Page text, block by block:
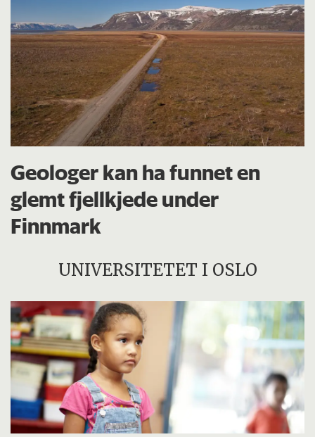
Geologer kan ha funnet en
glemt fjellkjede under
Finnmark
UNIVERSITETET I OSLO